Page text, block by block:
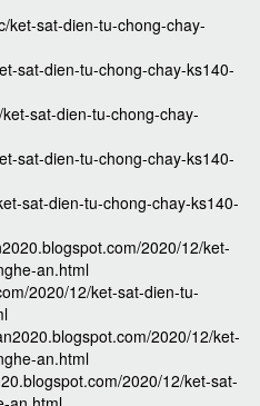
ket-sat-dien-tu-chong-chay-
sat-dien-tu-chong-chay-ks140-
sat-dien-tu-chong-chay-
sat-dien-tu-chong-chay-ks140-
sat-dien-tu-chong-chay-ks140-
2020/12/ket-
an.html
2020/12/ket-sat-dien-tu-
2020/12/ket-
an.html
2020/12/ket-sat-